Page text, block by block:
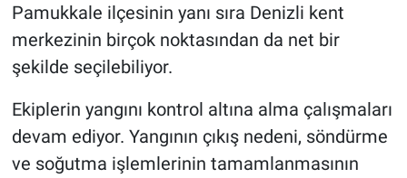
Pamukkale ilçesinin yanı sıra Denizli kent
merkezinin birçok noktasından da net bir
şekilde seçilebiliyor.
Ekiplerin yangını kontrol altına alma çalışmaları
devam ediyor. Yangının çıkış nedeni, söndürme
ve soğutma işlemlerinin tamamlanmasının